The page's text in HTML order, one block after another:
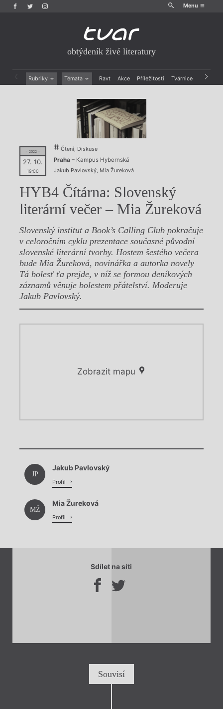
Menu
obtýdeník živé literatury
Rubriky Témata Ravt Akce Příležitosti Tvárnice Archiv
Drobná publicistika
Rozhovory
Historie kolonialismu
Dokument
Výroční ceny
= 2022 =
27. 10.
19:00
Čtení, Diskuse
Praha – Kampus Hybernská
Jakub Pavlovský, Mia Žureková
HYB4 Čítárna: Slovenský
literární večer – Mia Žureková
Slovenský institut a Book’s Calling Club pokračuje
v celoročním cyklu prezentace současné původní
slovenské literární tvorby. Hostem šestého večera
bude Mia Žureková, novinářka a autorka novely
Tá bolesť ťa prejde, v níž se formou deníkových
záznamů věnuje bolestem přátelství. Moderuje
Jakub Pavlovský.
Zobrazit mapu
Načítá se.
Chviličku.
Načítá se.
JP
Jakub Pavlovský
Profil
MŽ
Mia Žureková
Profil
Sdílet na síti
Souvisí